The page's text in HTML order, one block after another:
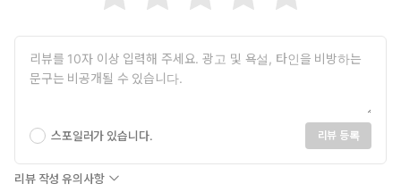
스포일러가 있습니다. 리뷰 등록
리뷰 작성 유의사항